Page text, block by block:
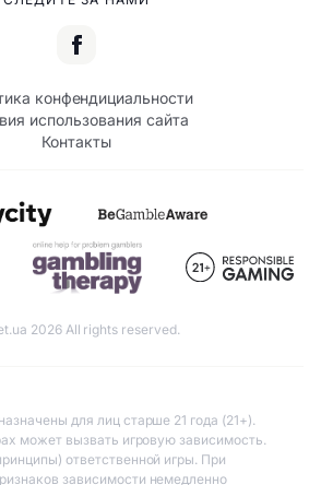
конфендициальности
использования сайта
Контакты
2026 All rights reserved.
для лиц старше 21 года (21+).
может вызвать игровую зависимость.
ответственной игры. При
зависимости немедленно